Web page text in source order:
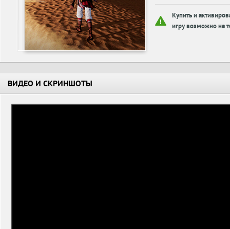
Купить и
игру возможно на
ВИДЕО И СКРИНШОТЫ